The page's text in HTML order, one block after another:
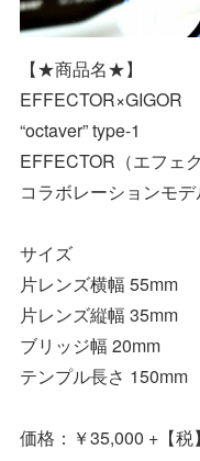
【★商品名★】
EFFECTOR×GIGOR
“octaver” type-1
EFFECTOR（エフェ
コラボレーションモ
サイズ
片レンズ横幅 55mm
片レンズ縦幅 35mm
ブリッジ幅 20mm
テンプル長さ 150mm
価格：￥35,000 +【税】